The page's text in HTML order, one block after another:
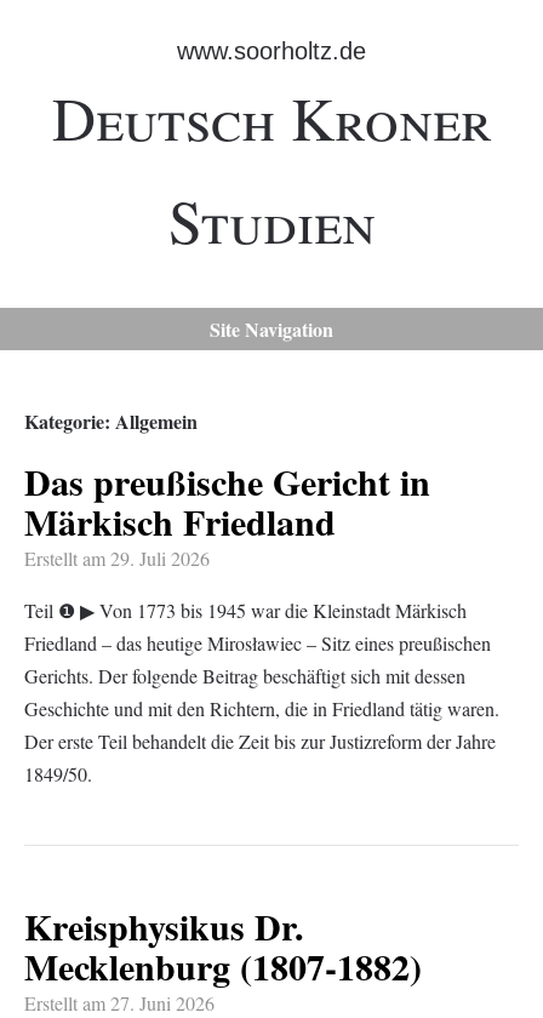
www.soorholtz.de
Deutsch Kroner
Studien
Site Navigation
Kategorie: Allgemein
Das preußische Gericht in
Märkisch Friedland
Erstellt am29. Juli 2026
Teil ❶ ▶︎ Von 1773 bis 1945 war die Kleinstadt Märkisch
Friedland – das heutige Mirosławiec – Sitz eines preußischen
Gerichts. Der folgende Beitrag beschäftigt sich mit dessen
Geschichte und mit den Richtern, die in Friedland tätig waren.
Der erste Teil behandelt die Zeit bis zur Justizreform der Jahre
1849/50.
Kreisphysikus Dr.
Mecklenburg (1807-1882)
Erstellt am27. Juni 2026